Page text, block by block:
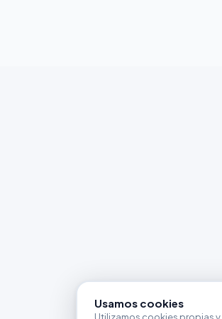
Usamos cookies
Utilizamos cookies propias